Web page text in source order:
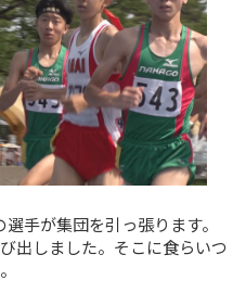
手が集団を引っ張ります。
出しました。そこに食らいつ